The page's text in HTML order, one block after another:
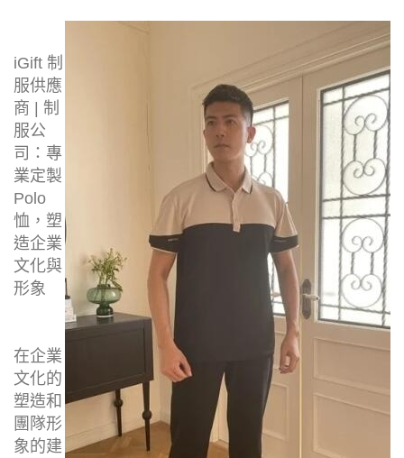
iGift 制
服供應
商 | 制
服公
司：專
業定製
Polo
恤，塑
造企業
文化與
形象
在企業
文化的
塑造和
團隊形
象的建